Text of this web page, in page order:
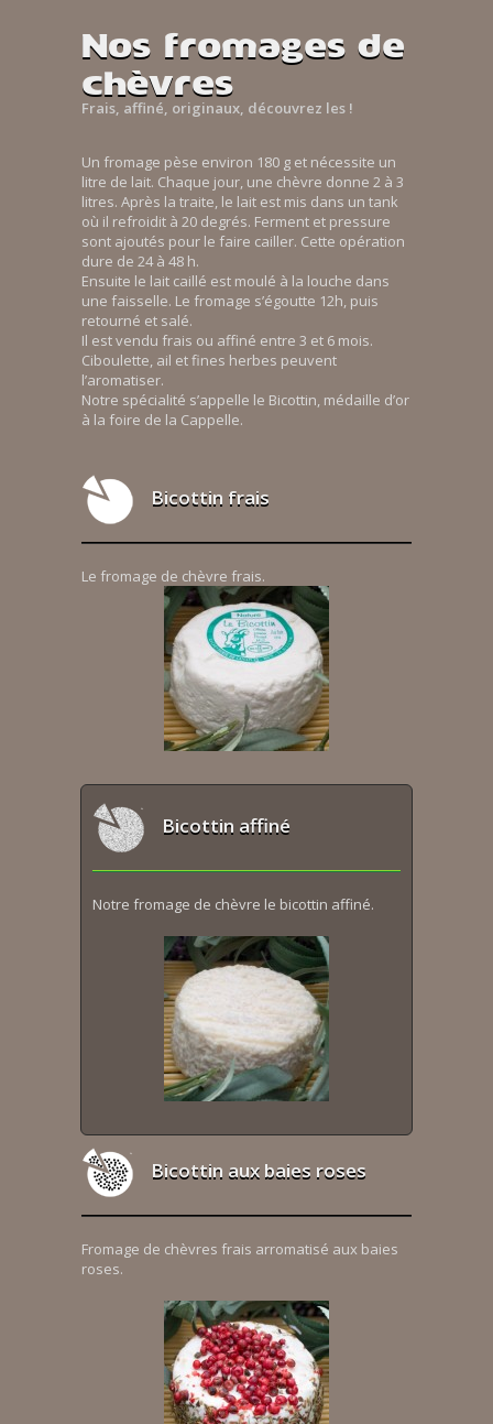
Nos fromages de
chèvres
Frais, affiné, originaux, découvrez les !
Un fromage pèse environ 180 g et nécessite un
litre de lait. Chaque jour, une chèvre donne 2 à 3
litres. Après la traite, le lait est mis dans un tank
où il refroidit à 20 degrés. Ferment et pressure
sont ajoutés pour le faire cailler. Cette opération
dure de 24 à 48 h.
Ensuite le lait caillé est moulé à la louche dans
une faisselle. Le fromage s’égoutte 12h, puis
retourné et salé.
Il est vendu frais ou affiné entre 3 et 6 mois.
Ciboulette, ail et fines herbes peuvent
l’aromatiser.
Notre spécialité s’appelle le Bicottin, médaille d’or
à la foire de la Cappelle.
Bicottin frais
Le fromage de chèvre frais.
Bicottin affiné
Notre fromage de chèvre le bicottin affiné.
Bicottin aux baies roses
Fromage de chèvres frais arromatisé aux baies
roses.